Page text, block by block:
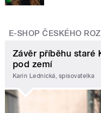
E-SHOP ČESKÉHO
Závěr příběhu staré
pod zemí
Karin Lednická, spisovatelka